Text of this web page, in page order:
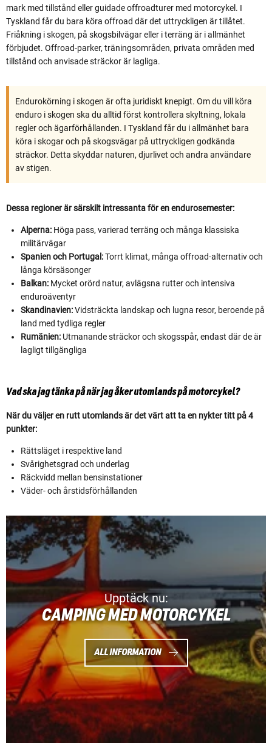
mark med tillstånd eller guidade offroadturer med motorcykel. I
Tyskland får du bara köra offroad där det uttryckligen är tillåtet.
Friåkning i skogen, på skogsbilvägar eller i terräng är i allmänhet
förbjudet. Offroad-parker, träningsområden, privata områden med
tillstånd och anvisade sträckor är lagliga.
Endurokörning i skogen är ofta juridiskt knepigt. Om du vill köra
enduro i skogen ska du alltid först kontrollera skyltning, lokala
regler och ägarförhållanden. I Tyskland får du i allmänhet bara
köra i skogar och på skogsvägar på uttryckligen godkända
sträckor. Detta skyddar naturen, djurlivet och andra användare
av stigen.
Dessa regioner är särskilt intressanta för en endurosemester:
Alperna: Höga pass, varierad terräng och många klassiska
militärvägar
Spanien och Portugal:Torrt klimat, många offroad-alternativ och
långa körsäsonger
Balkan: Mycket orörd natur, avlägsna rutter och intensiva
enduroäventyr
Skandinavien:Vidsträckta landskap och lugna resor, beroende på
land med tydliga regler
Rumänien: Utmanande sträckor och skogsspår, endast där de är
lagligt tillgängliga
Vad ska jag tänka på när jag åker utomlands på motorcykel?
När du väljer en rutt utomlands är det värt att ta en nykter titt på 4
punkter:
Rättsläget i respektive land
Svårighetsgrad och underlag
Räckvidd mellan bensinstationer
Väder- och årstidsförhållanden
Upptäck nu:
CAMPING MED MOTORCYKEL
ALL INFORMATION